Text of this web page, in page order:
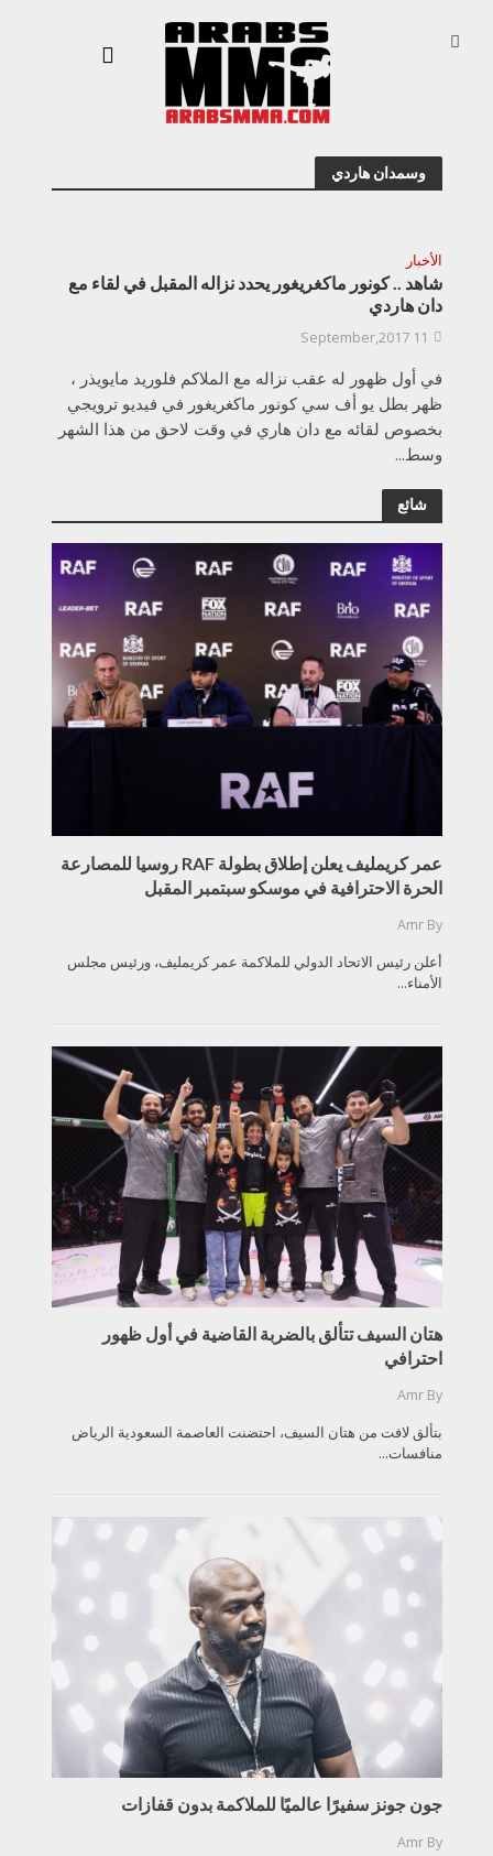
وسمدان هاردي
الأخبار
شاهد .. كونور ماكغريغور يحدد نزاله المقبل في لقاء مع
دان هاردي
11 September,2017
في أول ظهور له عقب نزاله مع الملاكم فلوريد مايويذر ،
ظهر بطل يو أف سي كونور ماكغريغور في فيديو ترويجي
بخصوص لقائه مع دان هاري في وقت لاحق من هذا الشهر
وسط...
شائع
عمر كريمليف يعلن إطلاق بطولة RAF روسيا للمصارعة
الحرة الاحترافية في موسكو سبتمبر المقبل
By
Amr
أعلن رئيس الاتحاد الدولي للملاكمة عمر كريمليف، ورئيس مجلس
الأمناء...
هتان السيف تتألق بالضربة القاضية في أول ظهور
احترافي
By
Amr
بتألق لافت من هتان السيف، احتضنت العاصمة السعودية الرياض
منافسات...
جون جونز سفيرًا عالميًا للملاكمة بدون قفازات
By
Amr